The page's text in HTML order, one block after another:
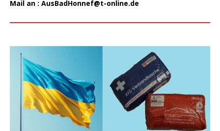
Mail an : AusBadHonnef@t-online.de